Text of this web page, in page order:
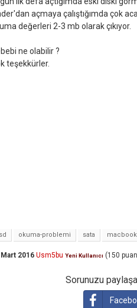
açmaya çalıştığımda çok
değerleri 2-3 mb olarak çıkıyor.
ne olabilir ?
teşekkürler.
okuma-problemi sata macbook
2016 Usm5bu Yeni Kullanıcı (150
Sorunuzu